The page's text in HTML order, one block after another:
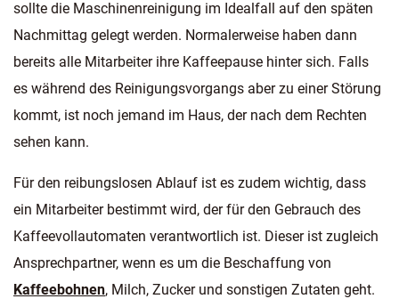
sollte die Maschinenreinigung im Idealfall auf den späten
Nachmittag gelegt werden. Normalerweise haben dann
bereits alle Mitarbeiter ihre Kaffeepause hinter sich. Falls
es während des Reinigungsvorgangs aber zu einer Störung
kommt, ist noch jemand im Haus, der nach dem Rechten
sehen kann.
Für den reibungslosen Ablauf ist es zudem wichtig, dass
ein Mitarbeiter bestimmt wird, der für den Gebrauch des
Kaffeevollautomaten verantwortlich ist. Dieser ist zugleich
Ansprechpartner, wenn es um die Beschaffung von
Kaffeebohnen, Milch, Zucker und sonstigen Zutaten geht.